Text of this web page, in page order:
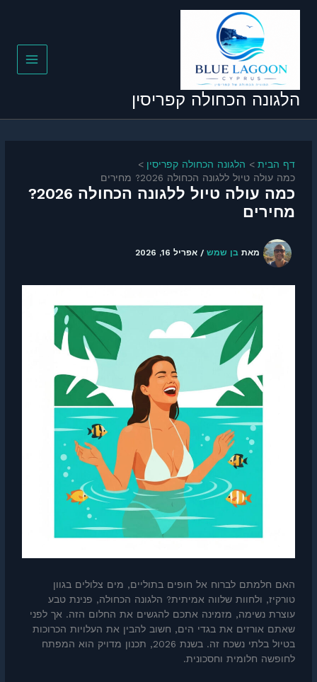
הלגונה הכחולה קפריסין
דף הבית
הלגונה הכחולה קפריסין
כמה עולה טיול ללגונה הכחולה 2026? מחירים
כמה עולה טיול ללגונה הכחולה 2026?
מחירים
מאתבן שמש/אפריל 16, 2026
האם חלמתם לברוח אל חופים בתוליים, מים צלולים בגוון
טורקיז, ולחוות שלווה אמיתית? הלגונה הכחולה, פנינת טבע
עוצרת נשימה, מזמינה אתכם להגשים את החלום הזה. אך לפני
שאתם אורזים את בגדי הים, חשוב להבין את העלויות הכרוכות
בטיול בלתי נשכח זה. בשנת 2026, תכנון מדויק הוא המפתח
לחופשה חלומית וחסכונית.